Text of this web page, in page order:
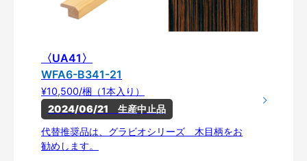
〈UA41〉
WFA6-B341-21
¥10,500/梱（1本入り）
2024/06/21　生産中止品
代替推奨品は、グラビオシリーズ 木目柄をお
勧めします。